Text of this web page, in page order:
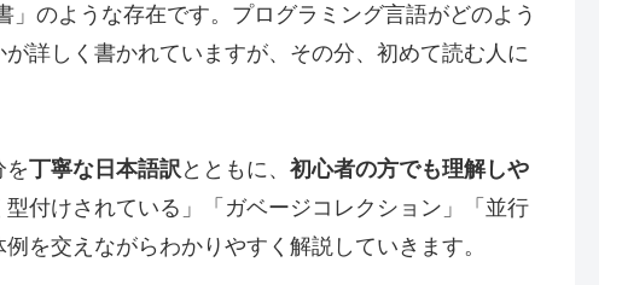
のような存在です。プログラミング言語がどのよう
詳しく書かれていますが、その分、初めて読む人に
を丁寧な日本語訳とともに、 初心者の方でも理解しや
付けされている」「ガベージコレクション」「並行
を交えながらわかりやすく解説していきます。